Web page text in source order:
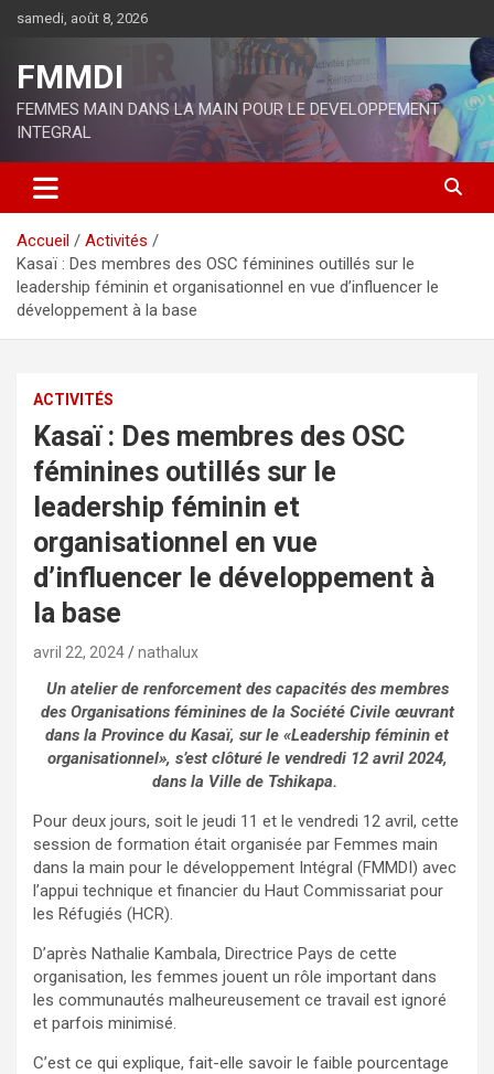
samedi, août 8, 2026
FMMDI
FEMMES MAIN DANS LA MAIN POUR LE DEVELOPPEMENT
INTEGRAL
Accueil
Activités
Kasaï : Des membres des OSC féminines outillés sur le
leadership féminin et organisationnel en vue d’influencer le
développement à la base
ACTIVITÉS
Kasaï : Des membres des OSC
féminines outillés sur le
leadership féminin et
organisationnel en vue
d’influencer le développement à
la base
avril 22, 2024 nathalux
Un atelier de renforcement des capacités des membres
des Organisations féminines de la Société Civile œuvrant
dans la Province du Kasaï, sur le «Leadership féminin et
organisationnel», s’est clôturé le vendredi 12 avril 2024,
dans la Ville de Tshikapa.
Pour deux jours, soit le jeudi 11 et le vendredi 12 avril, cette
session de formation était organisée par Femmes main
dans la main pour le développement Intégral (FMMDI) avec
l’appui technique et financier du Haut Commissariat pour
les Réfugiés (HCR).
D’après Nathalie Kambala, Directrice Pays de cette
organisation, les femmes jouent un rôle important dans
les communautés malheureusement ce travail est ignoré
et parfois minimisé.
C’est ce qui explique, fait-elle savoir le faible pourcentage